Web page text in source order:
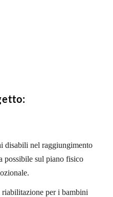
disabili nel raggiungimento
sul piano fisico
per i bambini